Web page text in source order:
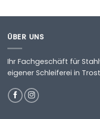
ÜBER UNS
Ihr Fachgeschäft für
eigener Schleiferei in